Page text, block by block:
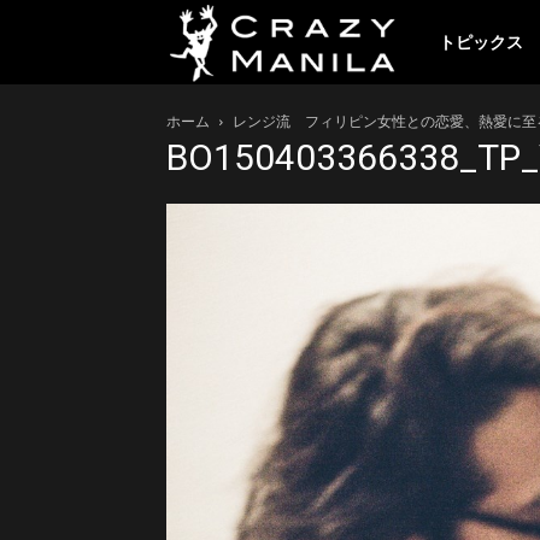
レ
イ
ジ
ー
トピックス
ホーム レンジ流 フィリピン女性との恋愛、熱愛に至